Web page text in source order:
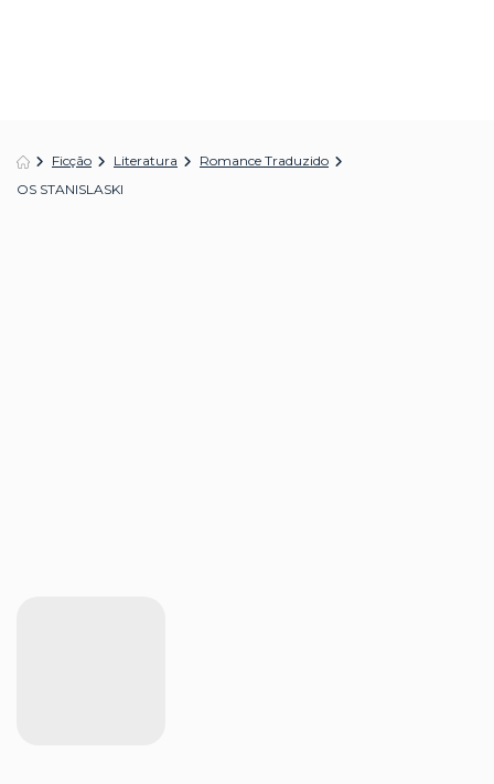
Ficção Literatura
Romance Traduzido
OS STANISLASKI